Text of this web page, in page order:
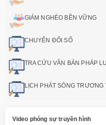
GIẢM NGHÈO BỀN VỮNG
CHUYỂN ĐỔI SỐ
TRA CỨU VĂN BẢN PHÁP
LỊCH PHÁT SÓNG
Video phóng sự truyền hình